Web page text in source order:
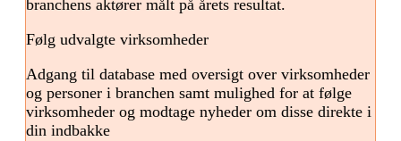
branchens aktører målt på årets resultat.
Følg udvalgte virksomheder
Adgang til database med oversigt over virksomheder
og personer i branchen samt mulighed for at følge
virksomheder og modtage nyheder om disse direkte i
din indbakke